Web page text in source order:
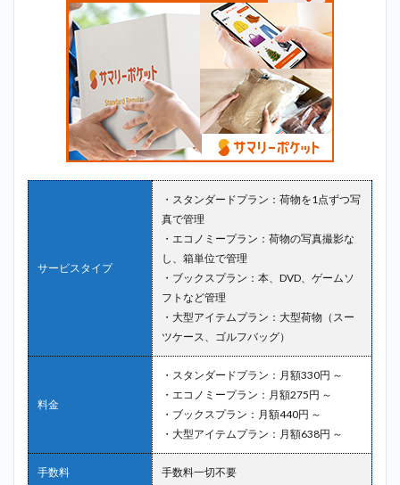
サービスタイプ
・スタンダードプラン：荷物を1点ずつ写
真で管理
・エコノミープラン：荷物の写真撮影な
し、箱単位で管理
・ブックスプラン：本、DVD、ゲームソ
フトなど管理
・大型アイテムプラン：大型荷物（スー
ツケース、ゴルフバッグ）
料金
・スタンダードプラン：月額330円 ～
・エコノミープラン：月額275円 ～
・ブックスプラン：月額440円 ～
・大型アイテムプラン：月額638円 ～
手数料 手数料一切不要